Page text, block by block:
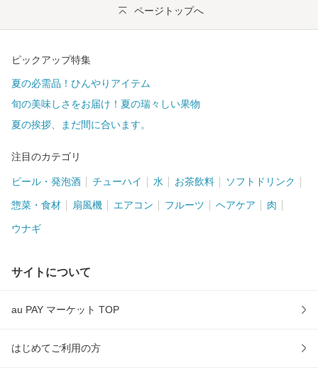
ページトップへ
ピックアップ特集
夏の必需品！ひんやりアイテム
旬の美味しさをお届け！夏の瑞々しい果物
夏の挨拶、まだ間に合います。
注目のカテゴリ
ビール・発泡酒 チューハイ 水 お茶飲料 ソフトドリンク
惣菜・食材 扇風機 エアコン フルーツ ヘアケア 肉
ウナギ
サイトについて
au PAY マーケット TOP
はじめてご利用の方